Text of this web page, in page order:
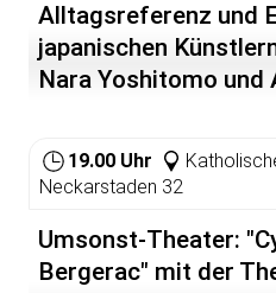
Alltagsreferenz und
japanischen
Nara Yoshitomo
19.00 Uhr
Neckarstaden 32
Umsonst-Theater:
Bergerac" mit der